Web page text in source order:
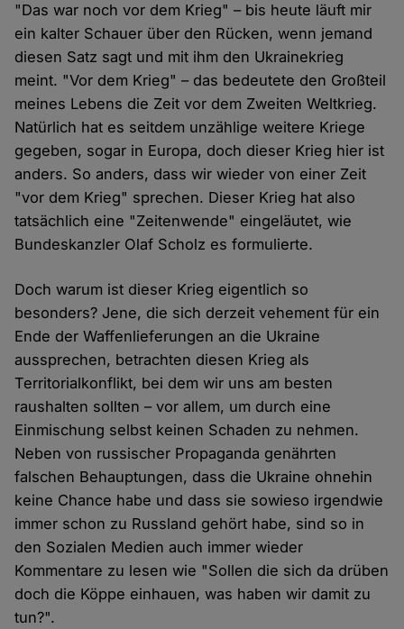
"Das war noch vor dem Krieg" – bis heute läuft mir
ein kalter Schauer über den Rücken, wenn jemand
diesen Satz sagt und mit ihm den Ukrainekrieg
meint. "Vor dem Krieg" – das bedeutete den Großteil
meines Lebens die Zeit vor dem Zweiten Weltkrieg.
Natürlich hat es seitdem unzählige weitere Kriege
gegeben, sogar in Europa, doch dieser Krieg hier ist
anders. So anders, dass wir wieder von einer Zeit
"vor dem Krieg" sprechen. Dieser Krieg hat also
tatsächlich eine "Zeitenwende" eingeläutet, wie
Bundeskanzler Olaf Scholz es formulierte.
Doch warum ist dieser Krieg eigentlich so
besonders? Jene, die sich derzeit vehement für ein
Ende der Waffenlieferungen an die Ukraine
aussprechen, betrachten diesen Krieg als
Territorialkonflikt, bei dem wir uns am besten
raushalten sollten – vor allem, um durch eine
Einmischung selbst keinen Schaden zu nehmen.
Neben von russischer Propaganda genährten
falschen Behauptungen, dass die Ukraine ohnehin
keine Chance habe und dass sie sowieso irgendwie
immer schon zu Russland gehört habe, sind so in
den Sozialen Medien auch immer wieder
Kommentare zu lesen wie "Sollen die sich da drüben
doch die Köppe einhauen, was haben wir damit zu
tun?".